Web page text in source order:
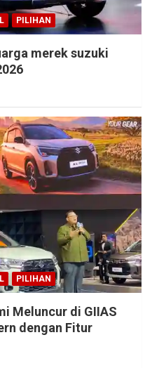
PILIHAN
merek suzuki
PILIHAN
Meluncur di GIIAS
dengan Fitur